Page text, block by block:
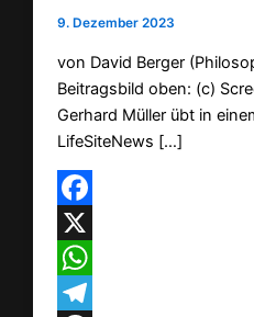
9. Dezember 2023
von David Berger
Beitragsbild oben: (c)
Gerhard Müller übt in
LifeSiteNews […]
Facebook
X
WhatsApp